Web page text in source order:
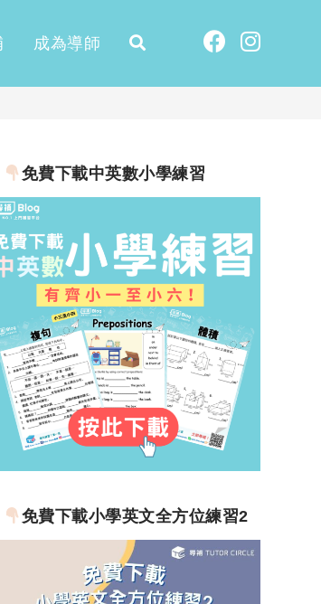
成為導師
免費下載中英數小學練習
免費下載小學英文全方位練習2